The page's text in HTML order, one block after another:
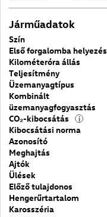
Járműadatok
Szín
Első forgalomba helyezés
Kilométeróra állás
Teljesítmény
Üzemanyagtípus
Kombinált
üzemanyagfogyasztás
CO₂-kibocsátás
i
Kibocsátási norma
Azonosító
Meghajtás
Ajtók
Ülések
Előző tulajdonos
Hengerűrtartalom
Karosszéria